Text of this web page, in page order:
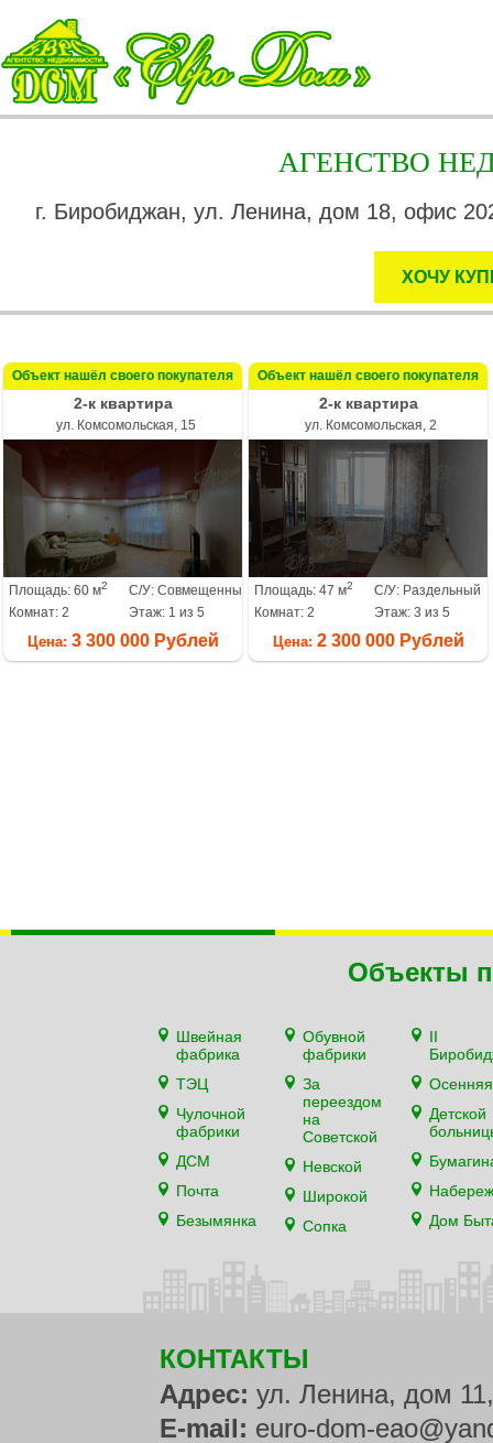
АГЕНСТВО
г. Биробиджан, ул. Ленина, дом 18, офис
ХОЧУ
Объект нашёл своего покупателя
2-к квартира
ул. Комсомольская, 15
Площадь: 60 м2
С/У: Совмещенный
Комнат: 2
Этаж: 1 из 5
Цена:3 300 000 Рублей
Объект нашёл своего покупателя
2-к квартира
ул. Комсомольская, 2
Площадь: 47 м2
С/У: Раздельный
Комнат: 2
Этаж: 3 из 5
Цена:2 300 000 Рублей
Объекты
Швейная
фабрика
ТЭЦ
Чулочной
фабрики
ДСМ
Почта
Безымянка
Обувной
фабрики
За
переездом
на
Советской
Невской
Широкой
Сопка
II
Осенняя
Детской
Дом
КОНТАКТЫ
Адрес: ул. Ленина, дом
E-mail: euro-dom-